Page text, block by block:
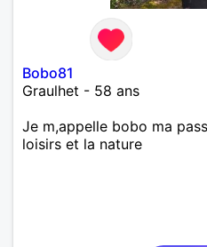
Bobo81
Graulhet - 58 ans
Je m,appelle bobo ma
loisirs et la nature